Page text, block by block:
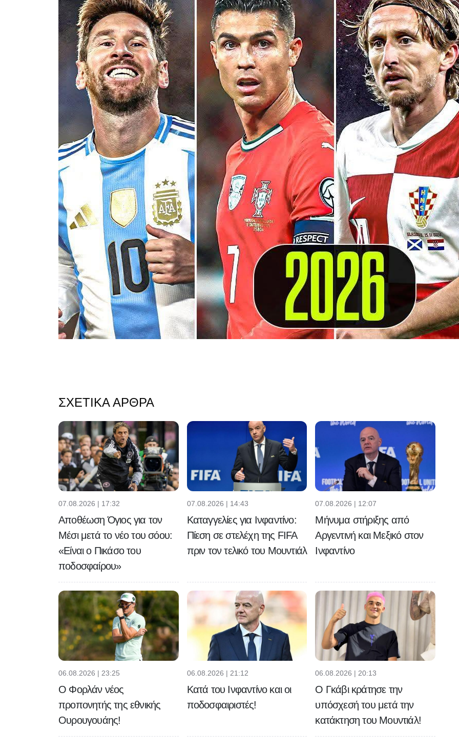
ΣΧΕΤΙΚΆ ΆΡΘΡΑ
07.08.2026 | 17:32
Αποθέωση Όγιος για τον
Μέσι μετά το νέο του σόου:
«Είναι ο Πικάσο του
ποδοσφαίρου»
07.08.2026 | 14:43
Καταγγελίες για Ινφαντίνο:
Πίεση σε στελέχη της FIFA
πριν τον τελικό του Μουντιάλ
07.08.2026 | 12:07
Μήνυμα στήριξης από
Αργεντινή και Μεξικό στον
Ινφαντίνο
06.08.2026 | 23:25
Ο Φορλάν νέος
προπονητής της εθνικής
Ουρουγουάης!
06.08.2026 | 21:12
Κατά του Ινφαντίνο και οι
ποδοσφαιριστές!
06.08.2026 | 20:13
Ο Γκάβι κράτησε την
υπόσχεσή του μετά την
κατάκτηση του Μουντιάλ!